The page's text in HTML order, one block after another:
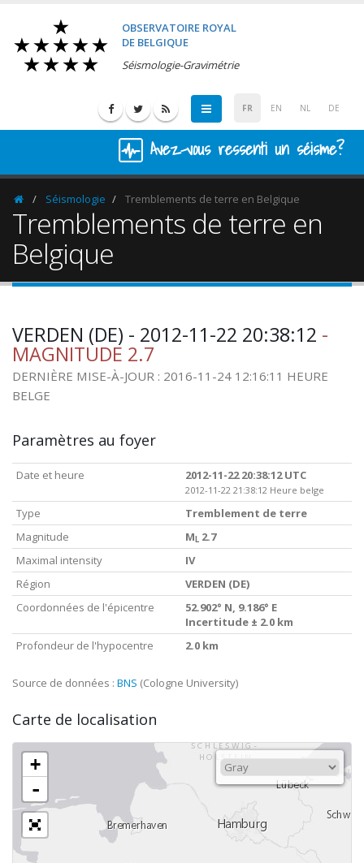
OBSERVATOIRE ROYAL
DE BELGIQUE
Séismologie-Gravimétrie
FR EN NL DE
Avez-vous ressenti un séisme?
HomepageSéismologie Tremblements de terre en Belgique
Tremblements de terre en
Belgique
VERDEN (DE) - 2012-11-22 20:38:12 -
MAGNITUDE 2.7
DERNIÈRE MISE-À-JOUR : 2016-11-24 12:16:11 HEURE
BELGE
Paramètres au foyer
Date et heure 2012-11-22 20:38:12 UTC
2012-11-22 21:38:12 Heure belge
Type
Tremblement de terre
Magnitude
M L 2.7
Maximal intensity
IV
Région
VERDEN (DE)
Coordonnées de l'épicentre
52.902° N, 9.186° E
Incertitude ± 2.0 km
Profondeur de l'hypocentre
2.0 km
Source de données : BNS (Cologne University)
Carte de localisation
+
-